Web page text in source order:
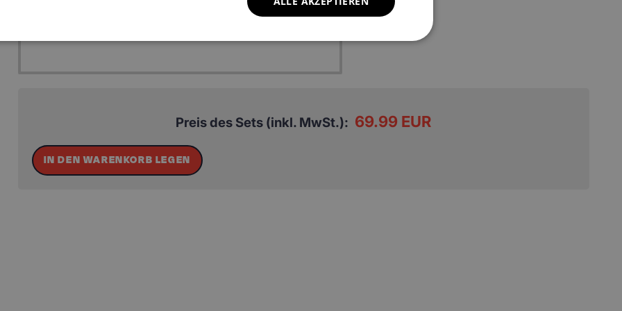
Preis des Sets (inkl. MwSt.): 69.99 EUR
IN DEN WARENKORB LEGEN